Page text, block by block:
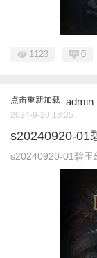
1123 0
点击重新加载 admin
2024-9-20 18:25
s20240920-01
s20240920-01碧玉